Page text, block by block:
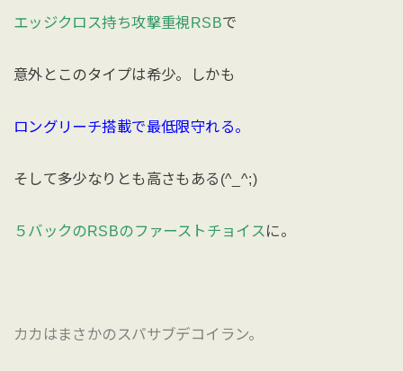
エッジクロス持ち攻撃重視RSBで
意外とこのタイプは希少。しかも
ロングリーチ搭載で最低限守れる。
そして多少なりとも高さもある(^_^;)
５バックのRSBのファーストチョイス に。
カカはまさかのスパサブデコイラン。